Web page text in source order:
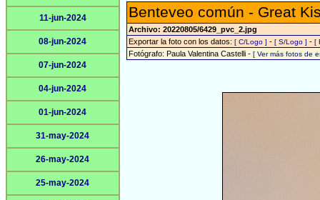
11-jun-2024
08-jun-2024
07-jun-2024
04-jun-2024
01-jun-2024
31-may-2024
26-may-2024
25-may-2024
Benteveo común - Great
Archivo: 20220805/6429_pvc_2.jpg
Exportar la foto con los datos: [ C/Logo ] - [ S/Logo ] - [
Fotógrafo: Paula Valentina Castelli - [ Ver más fotos de